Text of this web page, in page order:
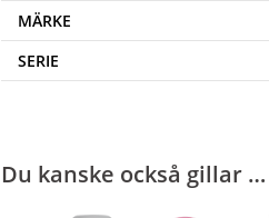
MÄRKE
SERIE
Du kanske också gillar …